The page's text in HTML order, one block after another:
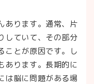
あります。通常、片
していて、その部分
ことが原因です。し
あります。長期的に
は脳に問題がある場